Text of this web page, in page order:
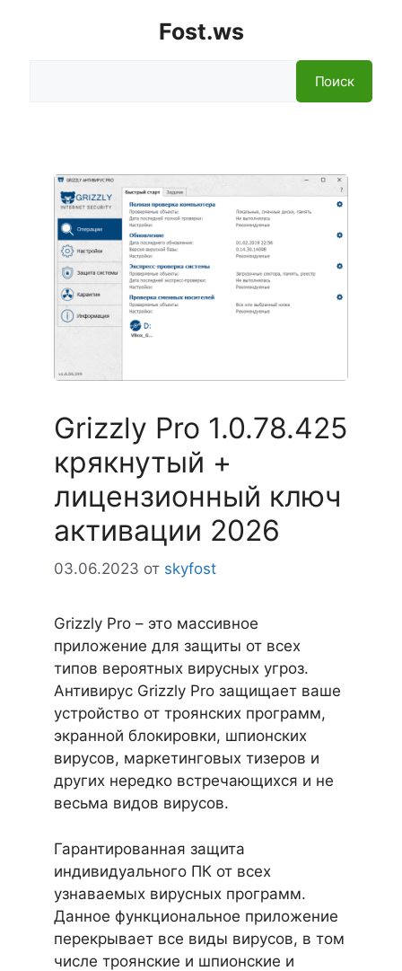
Fost.ws
Поиск
Grizzly Pro 1.0.78.425
крякнутый +
лицензионный ключ
активации 2026
03.06.2023 от skyfost
Grizzly Pro – это массивное
приложение для защиты от всех
типов вероятных вирусных угроз.
Антивирус Grizzly Pro защищает ваше
устройство от троянских программ,
экранной блокировки, шпионских
вирусов, маркетинговых тизеров и
других нередко встречающихся и не
весьма видов вирусов.
Гарантированная защита
индивидуального ПК от всех
узнаваемых вирусных программ.
Данное функциональное приложение
перекрывает все виды вирусов, в том
числе троянские и шпионские и